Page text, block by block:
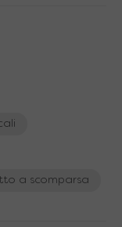
a scomparsa